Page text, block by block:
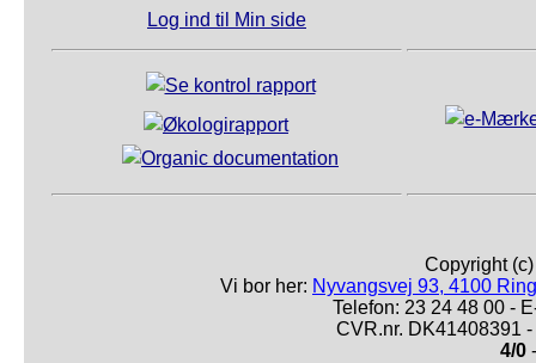
Log ind til Min side
Copyright
Vi bor her: Nyvangsvej 93, 4100
Telefon: 23 24 48 00 -
CVR.nr. DK41408391
4/0